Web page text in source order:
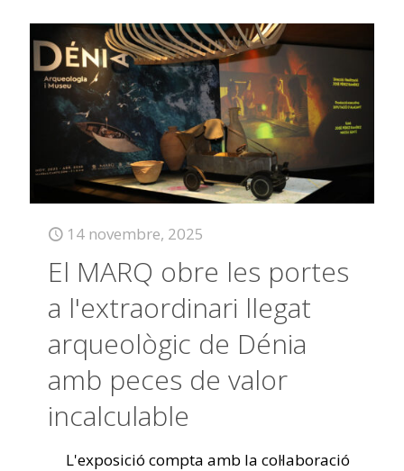
14 novembre, 2025
El MARQ obre les portes
a l'extraordinari llegat
arqueològic de Dénia
amb peces de valor
incalculable
L'exposició compta amb la col·laboració